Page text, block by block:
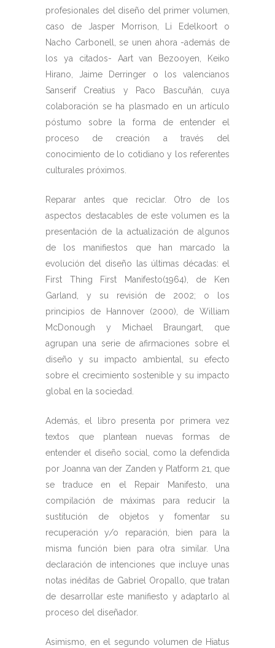
profesionales del diseño del primer volumen,
caso de Jasper Morrison, Li Edelkoort o
Nacho Carbonell, se unen ahora -además de
los ya citados- Aart van Bezooyen, Keiko
Hirano, Jaime Derringer o los valencianos
Sanserif Creatius y Paco Bascuñán, cuya
colaboración se ha plasmado en un artículo
póstumo sobre la forma de entender el
proceso de creación a través del
conocimiento de lo cotidiano y los referentes
culturales próximos.
Reparar antes que reciclar. Otro de los
aspectos destacables de este volumen es la
presentación de la actualización de algunos
de los manifiestos que han marcado la
evolución del diseño las últimas décadas: el
First Thing First Manifesto(1964), de Ken
Garland, y su revisión de 2002; o los
principios de Hannover (2000), de William
McDonough y Michael Braungart, que
agrupan una serie de afirmaciones sobre el
diseño y su impacto ambiental, su efecto
sobre el crecimiento sostenible y su impacto
global en la sociedad.
Además, el libro presenta por primera vez
textos que plantean nuevas formas de
entender el diseño social, como la defendida
por Joanna van der Zanden y Platform 21, que
se traduce en el Repair Manifesto, una
compilación de máximas para reducir la
sustitución de objetos y fomentar su
recuperación y/o reparación, bien para la
misma función bien para otra similar. Una
declaración de intenciones que incluye unas
notas inéditas de Gabriel Oropallo, que tratan
de desarrollar este manifiesto y adaptarlo al
proceso del diseñador.
Asimismo, en el segundo volumen de Hiatus